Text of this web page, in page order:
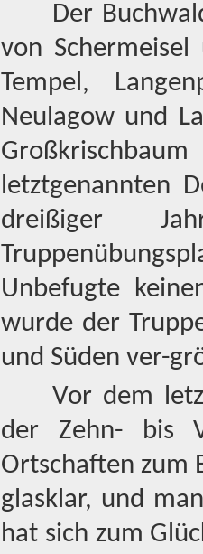
Der
von
Tempel,
Neulagow und
letztgenannten
dreißiger
Unbefugte
wurde der
und Süden ver-
Vor dem
der Zehn- bis
Ortschaften zum
glasklar, und
hat sich zum